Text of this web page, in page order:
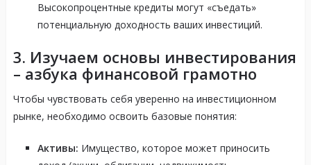
Высокопроцентные кредиты могут «съедать»
потенциальную доходность ваших инвестиций.
3. Изучаем основы инвестирования
– азбука финансовой грамотно
Чтобы чувствовать себя уверенно на инвестиционном
рынке, необходимо освоить базовые понятия:
Активы: Имущество, которое может приносить